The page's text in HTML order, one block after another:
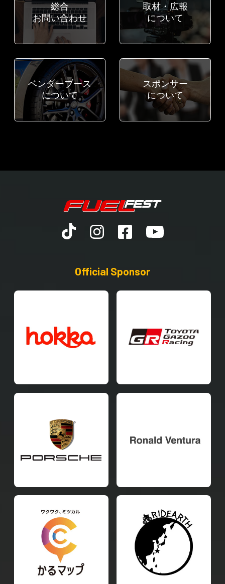
総合
お問い合わせ
取材・広報
について
ベンダーブース
について
スポンサー
について
Official Sponsor